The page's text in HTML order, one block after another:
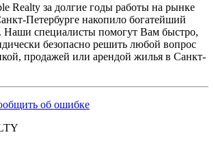
Realty за долгие годы работы на рынке
Петербурге накопило богатейший
Наши специалисты помогут Вам быстро,
безопасно решить любой вопрос
продажей или арендой жилья в Санкт-
об ошибке